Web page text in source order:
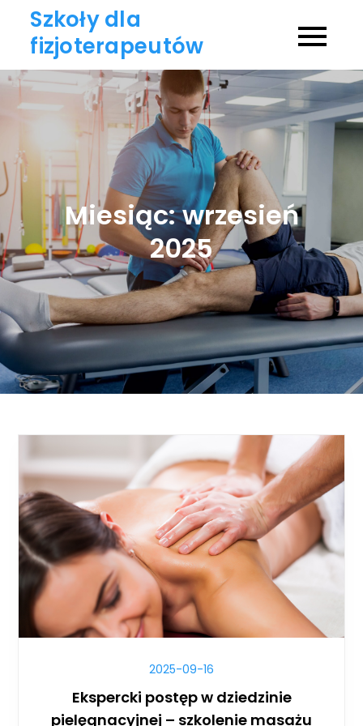
content
Szkoły dla
fizjoterapeutów
Miesiąc:wrzesień
2025
2025-09-16
Ekspercki postęp w dziedzinie
pielęgnacyjnej – szkolenie masażu